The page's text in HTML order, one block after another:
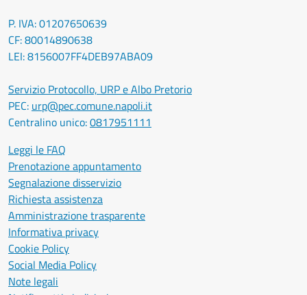
P. IVA: 01207650639
CF: 80014890638
LEI: 8156007FF4DEB97ABA09
Servizio Protocollo, URP e Albo Pretorio
PEC: urp@pec.comune.napoli.it
Centralino unico:0817951111
Leggi le FAQ
Prenotazione appuntamento
Segnalazione disservizio
Richiesta assistenza
Amministrazione trasparente
Informativa privacy
Cookie Policy
Social Media Policy
Note legali